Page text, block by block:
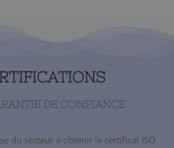
DE CONFIANCE
du secteur à obtenir le certificat ISO